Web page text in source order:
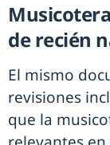
de recién
El mismo
revisiones
que la